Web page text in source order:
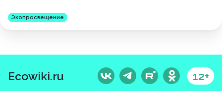
Экопросвещение
Ecowiki.ru 12+